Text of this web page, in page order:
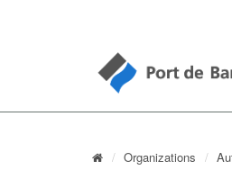
Organizations